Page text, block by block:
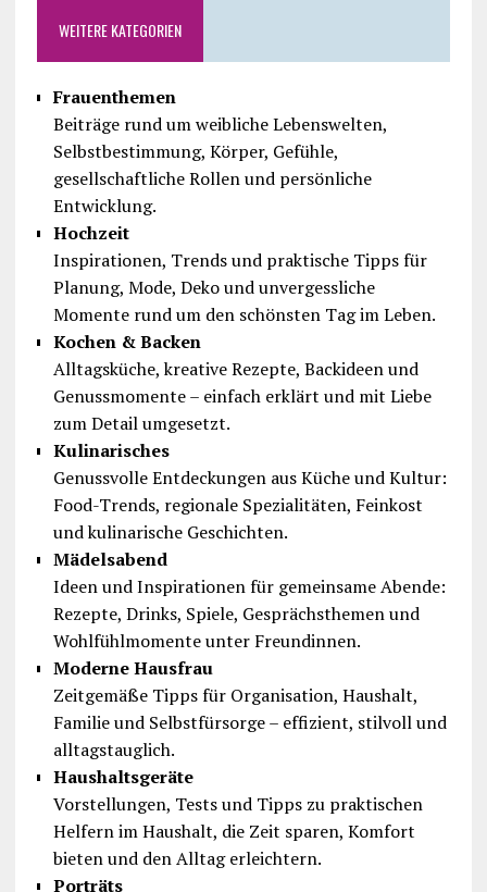
WEITERE KATEGORIEN
Frauenthemen
Beiträge rund um weibliche Lebenswelten,
Selbstbestimmung, Körper, Gefühle,
gesellschaftliche Rollen und persönliche
Entwicklung.
Hochzeit
Inspirationen, Trends und praktische Tipps für
Planung, Mode, Deko und unvergessliche
Momente rund um den schönsten Tag im Leben.
Kochen & Backen
Alltagsküche, kreative Rezepte, Backideen und
Genussmomente – einfach erklärt und mit Liebe
zum Detail umgesetzt.
Kulinarisches
Genussvolle Entdeckungen aus Küche und Kultur:
Food-Trends, regionale Spezialitäten, Feinkost
und kulinarische Geschichten.
Mädelsabend
Ideen und Inspirationen für gemeinsame Abende:
Rezepte, Drinks, Spiele, Gesprächsthemen und
Wohlfühlmomente unter Freundinnen.
Moderne Hausfrau
Zeitgemäße Tipps für Organisation, Haushalt,
Familie und Selbstfürsorge – effizient, stilvoll und
alltagstauglich.
Haushaltsgeräte
Vorstellungen, Tests und Tipps zu praktischen
Helfern im Haushalt, die Zeit sparen, Komfort
bieten und den Alltag erleichtern.
Porträts